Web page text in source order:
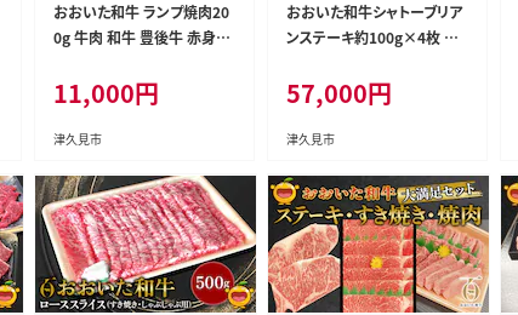
おおいた和牛 ランプ焼肉20
0g 牛肉 和牛 豊後牛 赤身肉
肉 大分県産 九州産 津久見
市 熨斗対応
11,000円
津久見市
おおいた和牛シャトーブリア
ンステーキ約100g×4枚 牛
肉 焼肉 ステーキ肉 大分県産
九州産 津久見市 熨斗対応
57,000円
津久見市